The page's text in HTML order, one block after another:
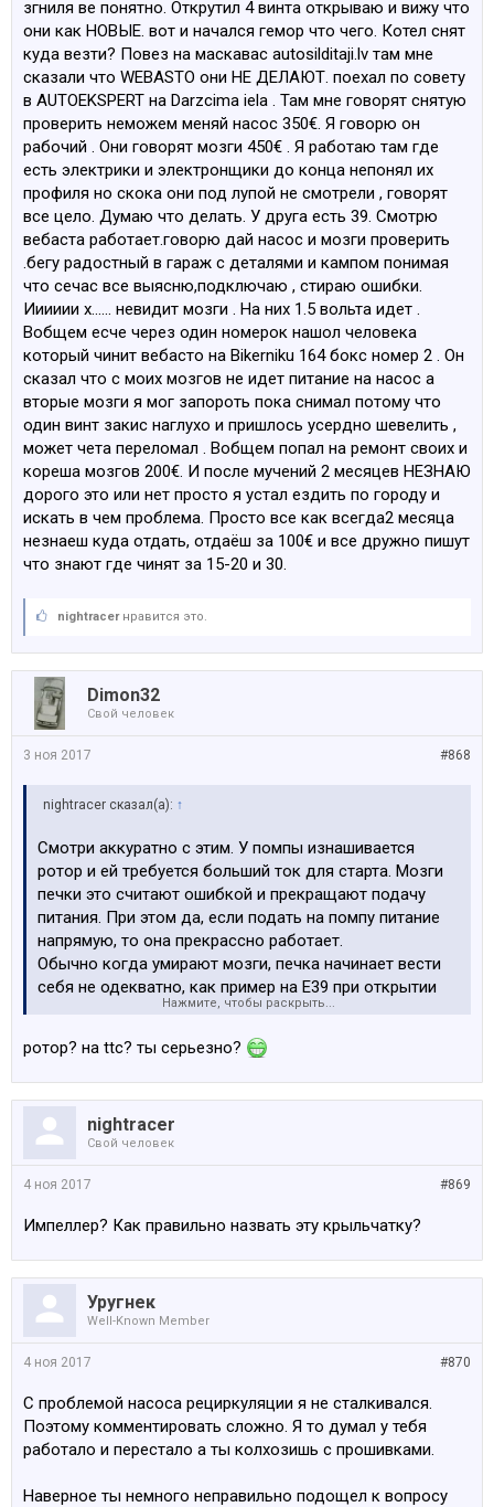
згниля ве понятно. Открутил 4 винта открываю и вижу что
они как НОВЫЕ. вот и начался гемор что чего. Котел снят
куда везти? Повез на маскавас autosilditaji.lv там мне
сказали что WEBASTO они НЕ ДЕЛАЮТ. поехал по совету
в AUTOEKSPERT на Darzcima iela . Там мне говорят снятую
проверить неможем меняй насос 350€. Я говорю он
рабочий . Они говорят мозги 450€ . Я работаю там где
есть электрики и электронщики до конца непонял их
профиля но скока они под лупой не смотрели , говорят
все цело. Думаю что делать. У друга есть 39. Смотрю
вебаста работает.говорю дай насос и мозги проверить
.бегу радостный в гараж с деталями и кампом понимая
что сечас все выясню,подключаю , стираю ошибки.
Ииииии х...... невидит мозги . На них 1.5 вольта идет .
Вобщем есче через один номерок нашол человека
который чинит вебасто на Bikerniku 164 бокс номер 2 . Он
сказал что с моих мозгов не идет питание на насос а
вторые мозги я мог запороть пока снимал потому что
один винт закис наглухо и пришлось усердно шевелить ,
может чета переломал . Вобщем попал на ремонт своих и
кореша мозгов 200€. И после мучений 2 месяцев НЕЗНАЮ
дорого это или нет просто я устал ездить по городу и
искать в чем проблема. Просто все как всегда2 месяца
незнаеш куда отдать, отдаёш за 100€ и все дружно пишут
что знают где чинят за 15-20 и 30.
nightracerнравится это.
Dimon32
Свой человек
#868
3 ноя 2017
nightracer сказал(а): ↑
Смотри аккуратно с этим. У помпы изнашивается
ротор и ей требуется больший ток для старта. Мозги
печки это считают ошибкой и прекращают подачу
питания. При этом да, если подать на помпу питание
напрямую, то она прекрассно работает.
Обычно когда умирают мозги, печка начинает вести
себя не одекватно, как пример на Е39 при открытии
водительской двери начинает продувать камеру.
Нажмите, чтобы раскрыть...
ротор? на ttc? ты серьезно?
nightracer
Свой человек
#869
4 ноя 2017
Импеллер? Как правильно назвать эту крыльчатку?
Уругнек
Well-Known Member
#870
4 ноя 2017
С проблемой насоса рециркуляции я не сталкивался.
Поэтому комментировать сложно. Я то думал у тебя
работало и перестало а ты колхозишь с прошивками.
Наверное ты немного неправильно подощел к вопросу